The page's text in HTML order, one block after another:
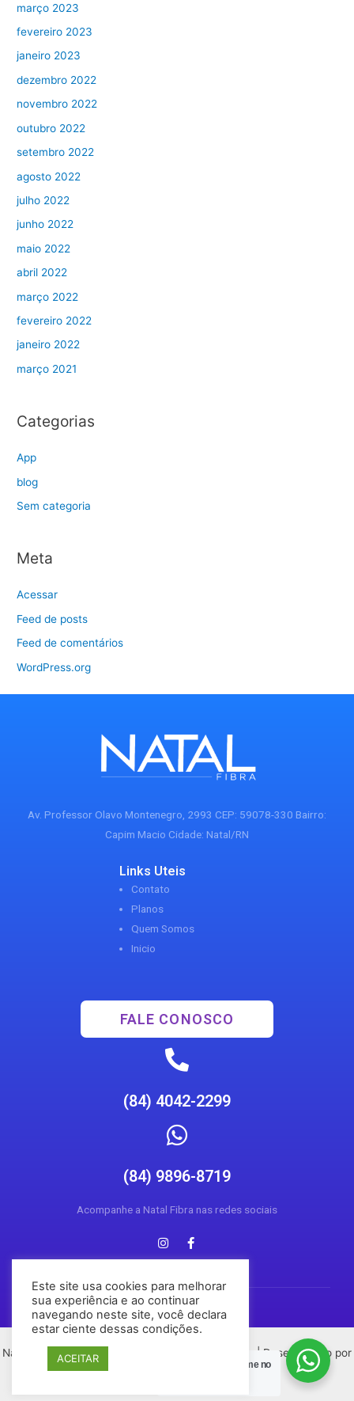
março 2023
fevereiro 2023
janeiro 2023
dezembro 2022
novembro 2022
outubro 2022
setembro 2022
agosto 2022
julho 2022
junho 2022
maio 2022
abril 2022
março 2022
fevereiro 2022
janeiro 2022
março 2021
Categorias
App
blog
Sem categoria
Meta
Acessar
Feed de posts
Feed de comentários
WordPress.org
Av. Professor Olavo Montenegro, 2993 CEP: 59078-330 Bairro:
Capim Macio Cidade: Natal/RN
Links Uteis
Contato
Planos
Quem Somos
Inicio
FALE CONOSCO
(84) 4042-2299
(84) 9896-8719
Acompanhe a Natal Fibra nas redes sociais
Natal Fibra © 2026 Todos os direitos reservados | Desenvolvido por
Este site usa cookies para melhorar
sua experiência e ao continuar
navegando neste site, você declara
estar ciente dessas condições.
ACEITAR
Chame no